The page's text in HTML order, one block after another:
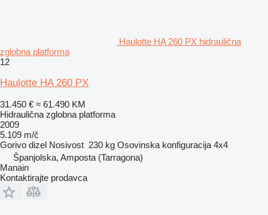
Haulotte HA 260 PX hidraulična
zglobna platforma
12
Haulotte HA 260 PX
31.450 € ≈ 61.490 KM
Hidraulična zglobna platforma
2009
5.109 m/č
Gorivo dizel Nosivost 230 kg Osovinska konfiguracija 4x4
Španjolska, Amposta (Tarragona)
Manain
Kontaktirajte prodavca